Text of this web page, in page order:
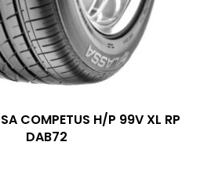
COMPETUS H/P 99V XL RP
DAB72